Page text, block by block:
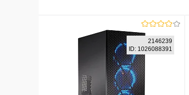
2146239
ID: 1026088391